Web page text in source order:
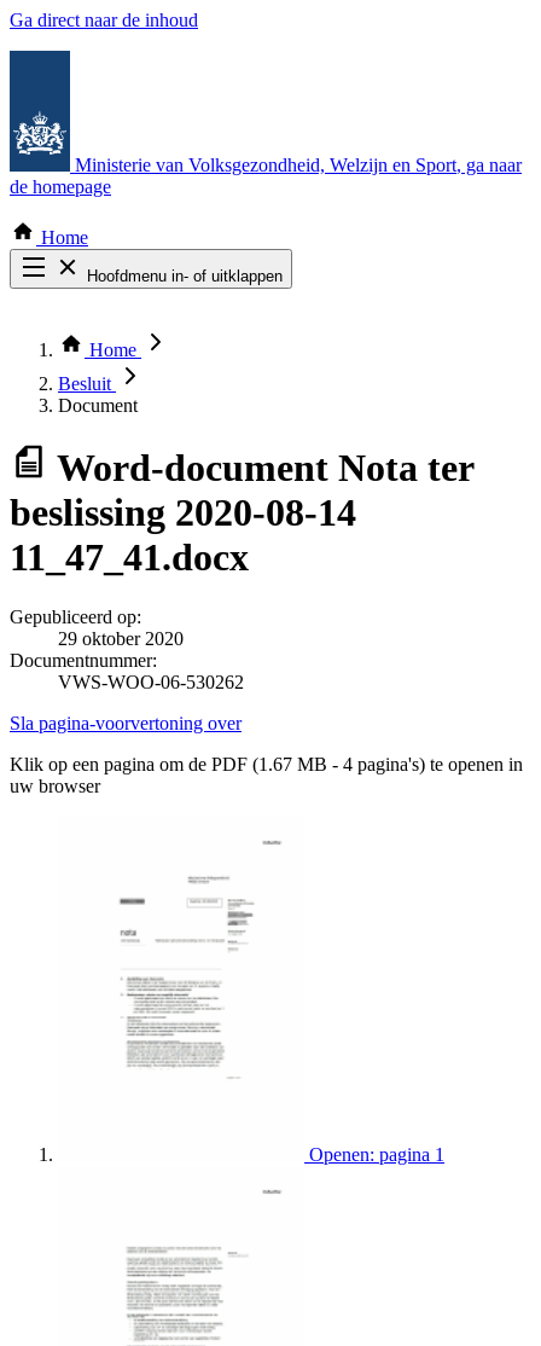
Ga direct naar de inhoud
Ministerie van Volksgezondheid, Welzijn en Sport, ga naar
de homepage
Home
Hoofdmenu in- of uitklappen
Thema COVID-19
Bekijk per bestuursorgaan
Home
Besluit
Document
Word-document Nota ter
beslissing 2020-08-14
11_47_41.docx
Gepubliceerd op:
29 oktober 2020
Documentnummer:
VWS-WOO-06-530262
Sla pagina-voorvertoning over
Klik op een pagina om de PDF (1.67 MB - 4 pagina's) te openen in
uw browser
Openen: pagina 1